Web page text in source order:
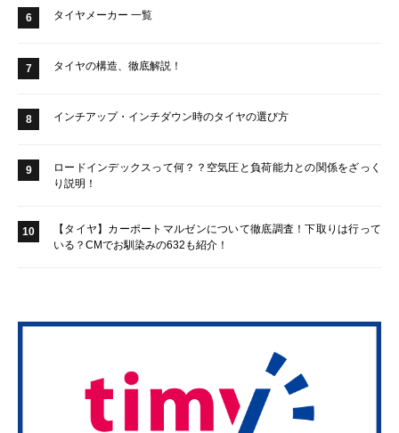
6 タイヤメーカー 一覧
7 タイヤの構造、徹底解説！
8 インチアップ・インチダウン時のタイヤの選び方
9
ロードインデックスって何？？空気圧と負荷能力との関係をざっく
り説明！
10
【タイヤ】カーポートマルゼンについて徹底調査！下取りは行って
いる？CMでお馴染みの632も紹介！